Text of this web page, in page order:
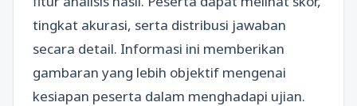
tingkat akurasi, serta distribusi jawaban
secara detail. Informasi ini memberikan
gambaran yang lebih objektif mengenai
kesiapan peserta dalam menghadapi ujian.